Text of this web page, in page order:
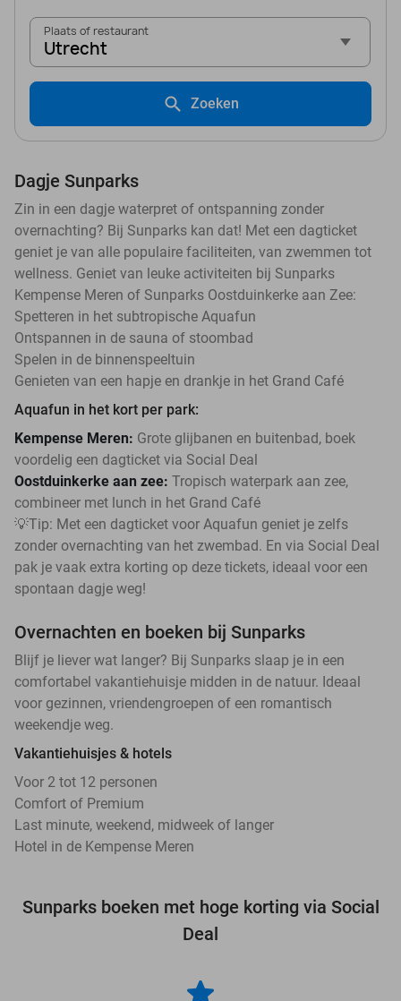
Plaats of restaurant
Utrecht
Zoeken
Dagje Sunparks
Zin in een dagje waterpret of ontspanning zonder
overnachting? Bij Sunparks kan dat! Met een dagticket
geniet je van alle populaire faciliteiten, van zwemmen tot
wellness. Geniet van leuke activiteiten bij Sunparks
Kempense Meren of Sunparks Oostduinkerke aan Zee:
Spetteren in het subtropische Aquafun
Ontspannen in de sauna of stoombad
Spelen in de binnenspeeltuin
Genieten van een hapje en drankje in het Grand Café
Aquafun in het kort per park:
Kempense Meren: Grote glijbanen en buitenbad, boek
voordelig een dagticket via Social Deal
Oostduinkerke aan zee: Tropisch waterpark aan zee,
combineer met lunch in het Grand Café
💡Tip: Met een dagticket voor Aquafun geniet je zelfs
zonder overnachting van het zwembad. En via Social Deal
pak je vaak extra korting op deze tickets, ideaal voor een
spontaan dagje weg!
Overnachten en boeken bij Sunparks
Blijf je liever wat langer? Bij Sunparks slaap je in een
comfortabel vakantiehuisje midden in de natuur. Ideaal
voor gezinnen, vriendengroepen of een romantisch
weekendje weg.
Vakantiehuisjes & hotels
Voor 2 tot 12 personen
Comfort of Premium
Last minute, weekend, midweek of langer
Hotel in de Kempense Meren
Sunparks boeken met hoge korting via Social
Deal